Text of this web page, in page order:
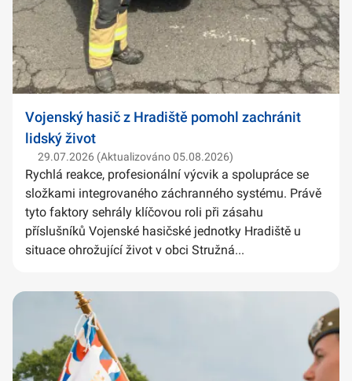
Vojenský hasič z Hradiště pomohl zachránit
lidský život
29.07.2026 (Aktualizováno 05.08.2026)
Rychlá reakce, profesionální výcvik a spolupráce se
složkami integrovaného záchranného systému. Právě
tyto faktory sehrály klíčovou roli při zásahu
příslušníků Vojenské hasičské jednotky Hradiště u
situace ohrožující život v obci Stružná...